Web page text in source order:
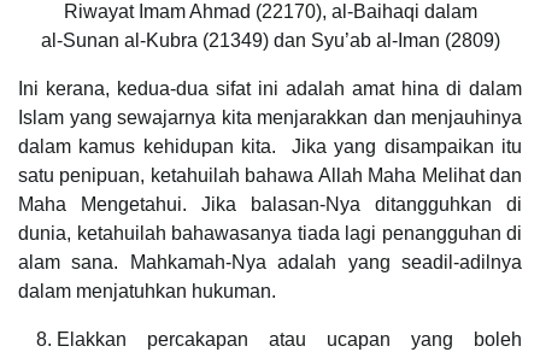
Riwayat Imam Ahmad (22170), al-Baihaqi dalam
al-Sunan al-Kubra (21349) dan Syu’ab al-Iman (2809)
Ini kerana, kedua-dua sifat ini adalah amat hina di dalam
Islam yang sewajarnya kita menjarakkan dan menjauhinya
dalam kamus kehidupan kita. Jika yang disampaikan itu
satu penipuan, ketahuilah bahawa Allah Maha Melihat dan
Maha Mengetahui. Jika balasan-Nya ditangguhkan di
dunia, ketahuilah bahawasanya tiada lagi penangguhan di
alam sana. Mahkamah-Nya adalah yang seadil-adilnya
dalam menjatuhkan hukuman.
Elakkan percakapan atau ucapan yang boleh